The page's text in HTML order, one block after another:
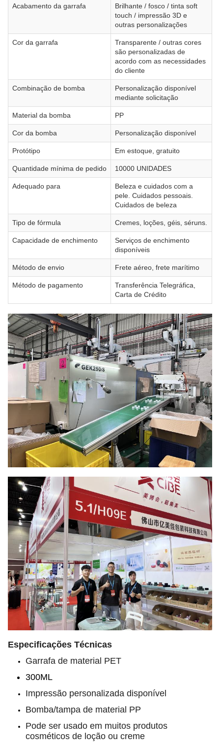
Acabamento da garrafa
Brilhante / fosco / tinta soft
touch / impressão 3D e
outras personalizações
Cor da garrafa
Transparente / outras cores
são personalizadas de
acordo com as necessidades
do cliente
Combinação de bomba
Personalização disponível
mediante solicitação
Material da bomba PP
Cor da bomba Personalização disponível
Protótipo Em estoque, gratuito
Quantidade mínima de pedido 10000 UNIDADES
Adequado para
Beleza e cuidados com a
pele. Cuidados pessoais.
Cuidados de beleza
Tipo de fórmula Cremes, loções, géis, séruns.
Capacidade de enchimento
Serviços de enchimento
disponíveis
Método de envio Frete aéreo, frete marítimo
Método de pagamento
Transferência Telegráfica,
Carta de Crédito
Especificações Técnicas
Garrafa de material PET
300ML
Impressão personalizada disponível
Bomba/tampa de material PP
Pode ser usado em muitos produtos
cosméticos de loção ou creme